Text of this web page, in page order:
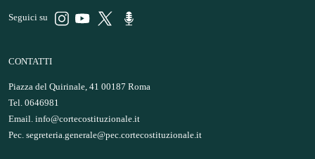
Seguici su
CONTATTI
Piazza del Quirinale, 41 00187 Roma
Tel. 0646981
Email. info@cortecostituzionale.it
Pec. segreteria.generale@pec.cortecostituzionale.it